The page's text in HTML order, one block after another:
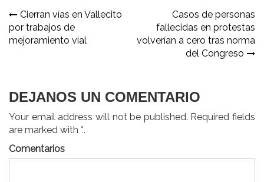
Navegación
de
Cierran vías en Vallecito
por trabajos de
mejoramiento vial
Casos de personas
fallecidas en protestas
volverían a cero tras norma
del Congreso
DEJANOS UN COMENTARIO
Your email address will not be published. Required fields
are marked with *.
Comentarios